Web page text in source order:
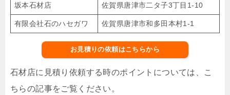
坂本石材店 佐賀県唐津市二タ子3丁目1-10
有限会社石のハセガワ 佐賀県唐津市和多田本村1-1
お見積りの依頼はこちらから
石材店に見積り依頼する時のポイントについては、こ
ちらの記事をご覧ください。